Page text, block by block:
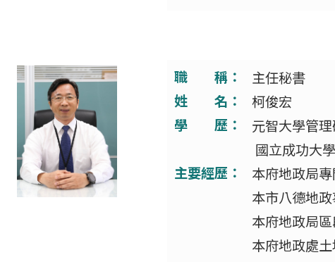
職 稱：
主任秘書
姓 名：
柯俊宏
學 歷：
元智大學管
國立成功大
主要經歷：
本府地政局專
本市八德地
本府地政局
本府地政處